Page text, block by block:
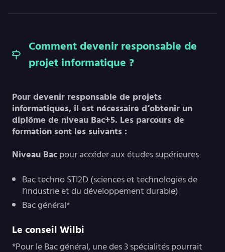
Comment devenir responsable de
projet informatique ?
Pour devenir responsable de projets
informatiques, il est nécessaire d’obtenir un
diplôme de niveau Bac+5. Les parcours de
formation sont les suivants :
Niveau Bacpour accéder aux études supérieures
Bac techno STI2D (sciences et technologies de
l’industrie et du développement durable)
Bac général*
Le conseil Wilbi
*Pour le Bac général, une des 3 spécialités pourrait